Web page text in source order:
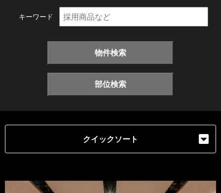
キーワード
物件検索
部位検索
クイックソート